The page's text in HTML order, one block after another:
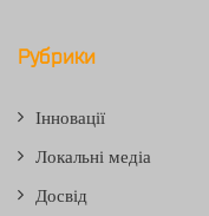
Рубрики
Інновації
Локальні медіа
Досвід